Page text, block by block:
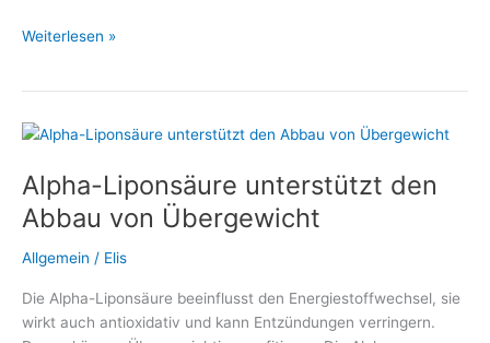
Welt-
mit
Informationsangebot
Weiterlesen »
Alpha-Liponsäure unterstützt den
Abbau von Übergewicht
Allgemein / Elis
Die Alpha-Liponsäure beeinflusst den Energiestoffwechsel, sie
wirkt auch antioxidativ und kann Entzündungen verringern.